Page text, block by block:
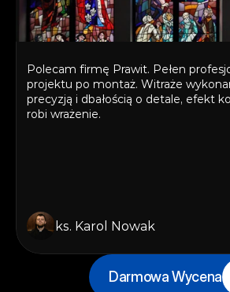
Polecam firmę Prawit. Pełen
projektu po montaż. Witraże
precyzją i dbałością o detale, efekt
robi wrażenie.
ks. Karol Nowak
Darmowa Wycena